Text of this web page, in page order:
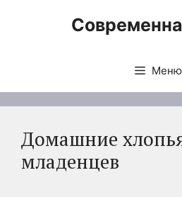
Меню
Домашние
младенцев